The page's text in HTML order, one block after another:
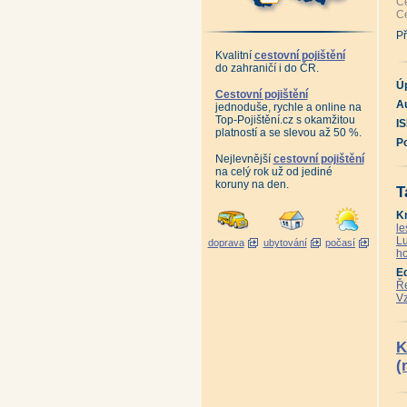
Kvalitní cestovní pojištění
do zahraničí i do ČR.
Cestovní pojištění
jednoduše, rychle a online na
Top-Pojištění.cz s okamžitou
platností a se slevou až 50 %.
Nejlevnější cestovní pojištění
na celý rok už od jediné
koruny na den.
doprava ubytování počasí